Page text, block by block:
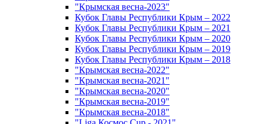
"Крымская весна-2023"
Кубок Главы Республики Крым – 2022
Кубок Главы Республики Крым – 2021
Кубок Главы Республики Крым – 2020
Кубок Главы Республики Крым – 2019
Кубок Главы Республики Крым – 2018
"Крымская весна-2022"
"Крымская весна-2021"
"Крымская весна-2020"
"Крымская весна-2019"
"Крымская весна-2018"